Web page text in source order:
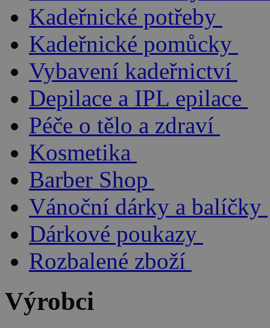
Kadeřnické potřeby
Kadeřnické pomůcky
Vybavení kadeřnictví
Depilace a IPL epilace
Péče o tělo a zdraví
Kosmetika
Barber Shop
Vánoční dárky a balíčky
Dárkové poukazy
Rozbalené zboží
Výrobci